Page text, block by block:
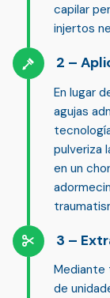
capilar
injertos
En lugar
agujas
pulveriza
en un
Mediante
de